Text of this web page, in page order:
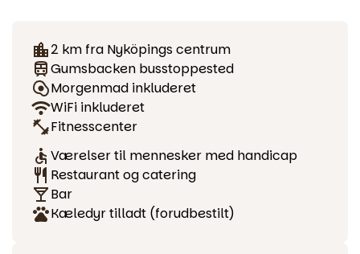
Møder og konferencer
Planlæg dit næste møde hos os. Vi tilbyder fleksible
lokaler til alt fra små møder til store konferencer med over
150 deltagere. Alt er skræddersyet til dine behov – med
moderne teknologi, høj service og god mad og drikke.
Ting at lave i nabolaget
Fra hotellet kan du hurtigt komme til både byen og
skærgården. Gå en tur langs Nyköpingsån, besøg
2 km fra Nyköpings centrum
Gumsbacken busstoppested
Morgenmad inkluderet
WiFi inkluderet
Fitnesscenter
Værelser til mennesker med handicap
Restaurant og catering
Bar
Kæledyr tilladt (forudbestilt)